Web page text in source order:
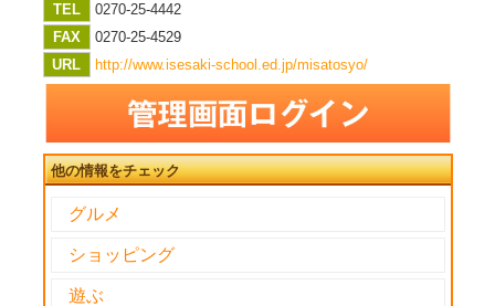
TEL
0270-25-4442
FAX
0270-25-4529
URL
http://www.isesaki-school.ed.jp/misatosyo/
他の情報をチェック
グルメ
ショッピング
遊ぶ